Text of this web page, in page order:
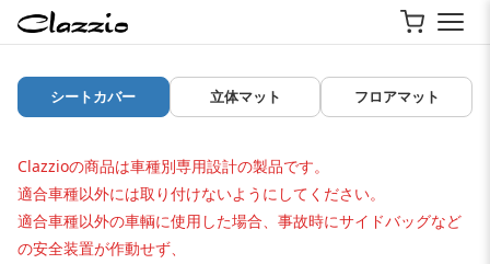
シートカバー 立体マット フロアマット
Clazzioの商品は車種別専用設計の製品です。
適合車種以外には取り付けないようにしてください。
適合車種以外の車輌に使用した場合、事故時にサイドバッグなど
の安全装置が作動せず、